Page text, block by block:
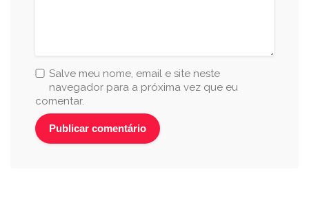
Salve meu nome, email e site neste
navegador para a próxima vez que eu
comentar.